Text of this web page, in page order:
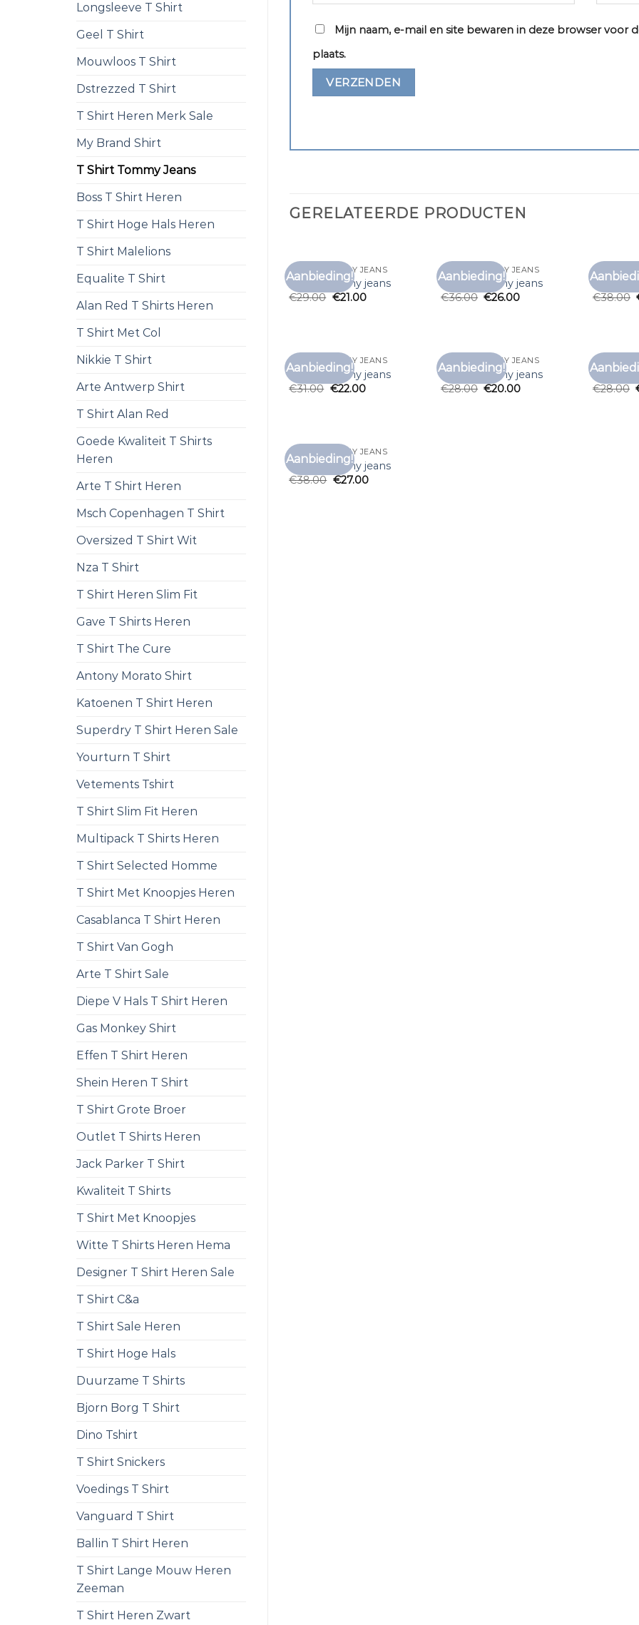
Longsleeve T Shirt
Geel T Shirt
Mouwloos T Shirt
Dstrezzed T Shirt
T Shirt Heren Merk Sale
My Brand Shirt
T Shirt Tommy Jeans
Boss T Shirt Heren
T Shirt Hoge Hals Heren
T Shirt Malelions
Equalite T Shirt
Alan Red T Shirts Heren
T Shirt Met Col
Nikkie T Shirt
Arte Antwerp Shirt
T Shirt Alan Red
Goede Kwaliteit T Shirts
Heren
Arte T Shirt Heren
Msch Copenhagen T Shirt
Oversized T Shirt Wit
Nza T Shirt
T Shirt Heren Slim Fit
Gave T Shirts Heren
T Shirt The Cure
Antony Morato Shirt
Katoenen T Shirt Heren
Superdry T Shirt Heren Sale
Yourturn T Shirt
Vetements Tshirt
T Shirt Slim Fit Heren
Multipack T Shirts Heren
T Shirt Selected Homme
T Shirt Met Knoopjes Heren
Casablanca T Shirt Heren
T Shirt Van Gogh
Arte T Shirt Sale
Diepe V Hals T Shirt Heren
Gas Monkey Shirt
Effen T Shirt Heren
Shein Heren T Shirt
T Shirt Grote Broer
Outlet T Shirts Heren
Jack Parker T Shirt
Kwaliteit T Shirts
T Shirt Met Knoopjes
Witte T Shirts Heren Hema
Designer T Shirt Heren Sale
T Shirt C&a
T Shirt Sale Heren
T Shirt Hoge Hals
Duurzame T Shirts
Bjorn Borg T Shirt
Dino Tshirt
T Shirt Snickers
Voedings T Shirt
Vanguard T Shirt
Ballin T Shirt Heren
T Shirt Lange Mouw Heren
Zeeman
T Shirt Heren Zwart
Mijn naam, e-mail en site bewaren in deze browser voor
plaats.
GERELATEERDE PRODUCTEN
Aanbieding!
Toevoegen
aan
T SHIRT TOMMY JEANS
t shirt tommy jeans
€29.00 €21.00
Aanbieding!
Toevoegen
aan
T SHIRT TOMMY JEANS
t shirt tommy jeans
€36.00 €26.00
T SHIRT
t shirt
€38.00
Aanbieding!
Toevoegen
aan
T SHIRT TOMMY JEANS
t shirt tommy jeans
€31.00 €22.00
Aanbieding!
Toevoegen
aan
T SHIRT TOMMY JEANS
t shirt tommy jeans
€28.00 €20.00
T SHIRT
t shirt
€28.00
Aanbieding!
Toevoegen
aan
T SHIRT TOMMY JEANS
t shirt tommy jeans
€38.00 €27.00